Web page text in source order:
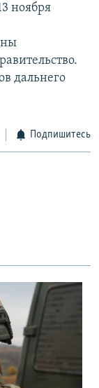
ноября
дальнего
Подпишитесь